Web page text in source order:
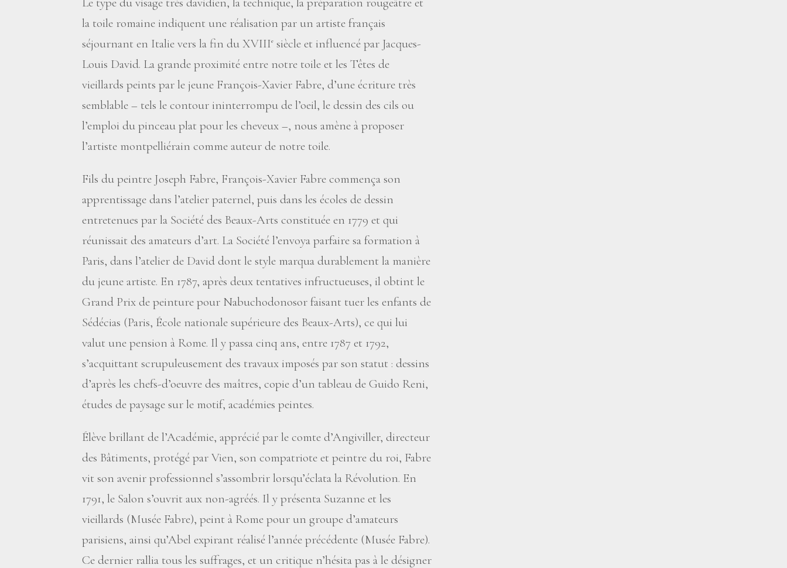
la toile romaine indiquent une réalisation par un artiste français
séjournant en Italie vers la fin du XVIIIe siècle et influencé par Jacques-
Louis David. La grande proximité entre notre toile et les Têtes de
vieillards peints par le jeune François-Xavier Fabre, d’une écriture très
semblable – tels le contour ininterrompu de l’oeil, le dessin des cils ou
l’emploi du pinceau plat pour les cheveux –, nous amène à proposer
l’artiste montpelliérain comme auteur de notre toile.
Fils du peintre Joseph Fabre, François-Xavier Fabre commença son
apprentissage dans l’atelier paternel, puis dans les écoles de dessin
entretenues par la Société des Beaux-Arts constituée en 1779 et qui
réunissait des amateurs d’art. La Société l’envoya parfaire sa formation à
Paris, dans l’atelier de David dont le style marqua durablement la manière
du jeune artiste. En 1787, après deux tentatives infructueuses, il obtint le
Grand Prix de peinture pour Nabuchodonosor faisant tuer les enfants de
Sédécias (Paris, École nationale supérieure des Beaux-Arts), ce qui lui
valut une pension à Rome. Il y passa cinq ans, entre 1787 et 1792,
s’acquittant scrupuleusement des travaux imposés par son statut : dessins
d’après les chefs-d’oeuvre des maîtres, copie d’un tableau de Guido Reni,
études de paysage sur le motif, académies peintes.
Élève brillant de l’Académie, apprécié par le comte d’Angiviller, directeur
des Bâtiments, protégé par Vien, son compatriote et peintre du roi, Fabre
vit son avenir professionnel s’assombrir lorsqu’éclata la Révolution. En
1791, le Salon s’ouvrit aux non-agréés. Il y présenta Suzanne et les
vieillards (Musée Fabre), peint à Rome pour un groupe d’amateurs
parisiens, ainsi qu’Abel expirant réalisé l’année précédente (Musée Fabre).
Ce dernier rallia tous les suffrages, et un critique n’hésita pas à le désigner